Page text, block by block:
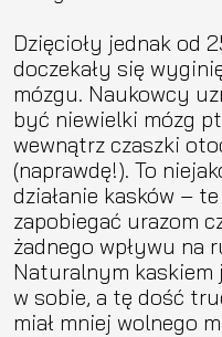
Dzięcioły jednak od
doczekały się
mózgu. Naukowcy
być niewielki mózg
wewnątrz czaszki
(naprawdę!). To
działanie kasków –
zapobiegać urazom
żadnego wpływu na
Naturalnym kaskiem
w sobie, a tę dość
miał mniej wolnego